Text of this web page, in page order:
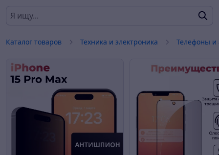
Каталог товаров Техника и электроника Телефоны и